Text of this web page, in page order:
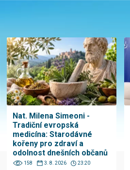
Nat. Milena Simeoni -
Tradiční evropská
medicína: Starodávné
kořeny pro zdraví a
odolnost dnešních občanů
158 3. 8. 2026 23:20